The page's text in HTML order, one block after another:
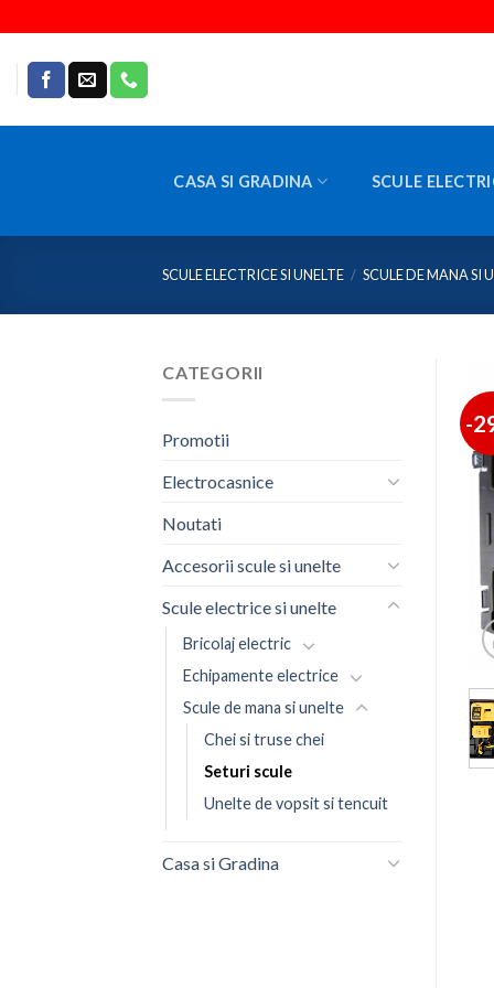
to
content
CASA SI GRADINA SCULE
SCULE ELECTRICE SI UNELTE / SCULE DE MANA SI
CATEGORII
Promotii
Electrocasnice
Noutati
Accesorii scule si unelte
Scule electrice si unelte
Bricolaj electric
Echipamente electrice
Scule de mana si unelte
Chei si truse chei
Seturi scule
Unelte de vopsit si tencuit
Casa si Gradina
-